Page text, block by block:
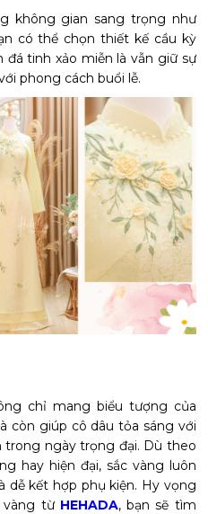
không gian sang trọng như
có thể chọn thiết kế cầu kỳ
tinh xảo miễn là vẫn giữ sự
phong cách buổi lễ.
chỉ mang biểu tượng của
còn giúp cô dâu tỏa sáng với
ngày trọng đại. Dù theo
hay hiện đại, sắc vàng luôn
dễ kết hợp phụ kiện. Hy vọng
vàng từ HEHADA, bạn sẽ tìm